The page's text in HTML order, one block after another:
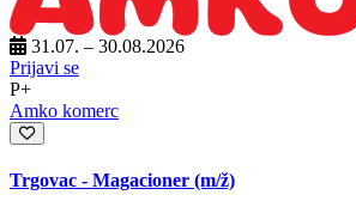
31.07. – 30.08.2026
Prijavi se
P+
Amko komerc
Trgovac - Magacioner (m/ž)